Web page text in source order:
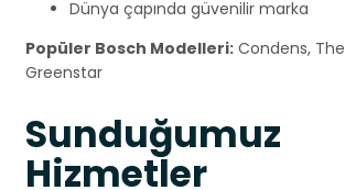
Dünya çapında güvenilir marka
Popüler Bosch Modelleri: Condens,
Greenstar
Sunduğumuz
Hizmetler